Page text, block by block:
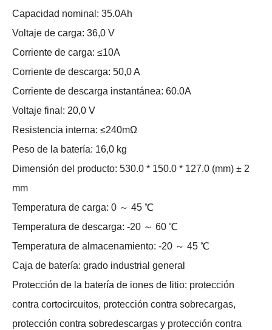
Capacidad nominal: 35.0Ah
Voltaje de carga: 36,0 V
Corriente de carga: ≤10A
Corriente de descarga: 50,0 A
Corriente de descarga instantánea: 60.0A
Voltaje final: 20,0 V
Resistencia interna: ≤240mΩ
Peso de la batería: 16,0 kg
Dimensión del producto: 530.0 * 150.0 * 127.0 (mm) ± 2
mm
Temperatura de carga: 0 ～ 45 ℃
Temperatura de descarga: -20 ～ 60 ℃
Temperatura de almacenamiento: -20 ～ 45 ℃
Caja de batería: grado industrial general
Protección de la batería de iones de litio: protección
contra cortocircuitos, protección contra sobrecargas,
protección contra sobredescargas y protección contra